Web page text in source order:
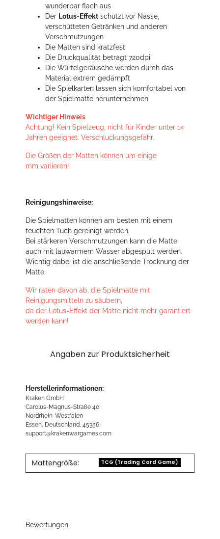
wunderbar flach aus
Der Lotus-Effekt schützt vor Nässe,
verschütteten Getränken und anderen
Verschmutzungen
Die Matten sind kratzfest
Die Druckqualität beträgt 720dpi
Die Würfelgeräusche werden durch das
Material extrem gedämpft
Die Spielkarten lassen sich komfortabel von
der Spielmatte herunternehmen
Wichtiger Hinweis
Achtung! Kein Spielzeug, nicht für Kinder unter 14
Jahren geeignet. Verschluckungsgefahr.
Die Größen der Matten können um einige
mm variieren!
Reinigungshinweise:
Die Spielmatten können am besten mit einem
feuchten Tuch gereinigt werden.
Bei stärkeren Verschmutzungen kann die Matte
auch mit lauwarmem Wasser abgespült werden.
Wichtig dabei ist die anschließende Trocknung der
Matte.
Wir raten davon ab, die Spielmatte mit
Reinigungsmitteln zu säubern,
da der Lotus-Effekt der Matte nicht mehr garantiert
werden kann!
Angaben zur Produktsicherheit
Herstellerinformationen:
Kraken GmbH
Carolus-Magnus-Straße 40
Nordrhein-Westfalen
Essen, Deutschland, 45356
support@krakenwargames.com
Mattengröße: TCG (Trading Card Game)
Bewertungen